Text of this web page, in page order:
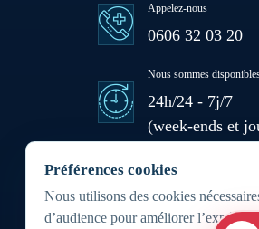
Préférences cookies
Nous utilisons des cookies
d’audience pour améliorer
Oulad Abbou
Oulad H'Riz Sahel
Appelez-nous
0606 32 03 20
Nous sommes
24h/24 - 7j/7
(week-ends et
Zone d'intervention
Partout au